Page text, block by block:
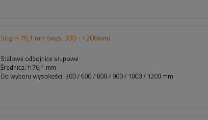
Słup fi 76,1 mm (wys. 300 - 1200mm)
Stalowe odbojnice słupowe
Średnica: fi 76,1 mm
Do wyboru wysokości: 300 / 600 / 800 / 900 / 1000 / 1200 mm